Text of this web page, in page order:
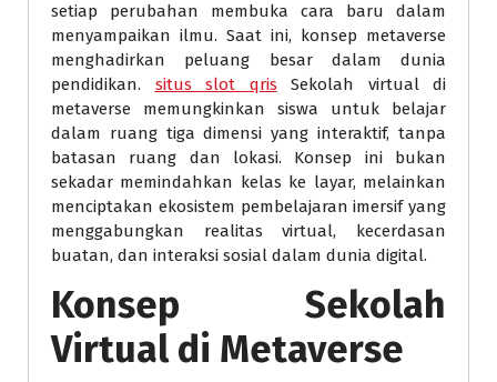
setiap perubahan membuka cara baru dalam
menyampaikan ilmu. Saat ini, konsep metaverse
menghadirkan peluang besar dalam dunia
pendidikan. situs slot qris Sekolah virtual di
metaverse memungkinkan siswa untuk belajar
dalam ruang tiga dimensi yang interaktif, tanpa
batasan ruang dan lokasi. Konsep ini bukan
sekadar memindahkan kelas ke layar, melainkan
menciptakan ekosistem pembelajaran imersif yang
menggabungkan realitas virtual, kecerdasan
buatan, dan interaksi sosial dalam dunia digital.
Konsep Sekolah
Virtual di Metaverse